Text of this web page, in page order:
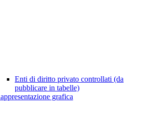
Enti di diritto privato controllati (da
pubblicare in tabelle)
grafica